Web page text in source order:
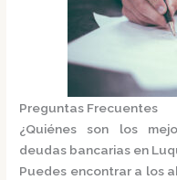
Preguntas Frecuentes
¿Quiénes son los
deudas bancarias en
Puedes encontrar a los